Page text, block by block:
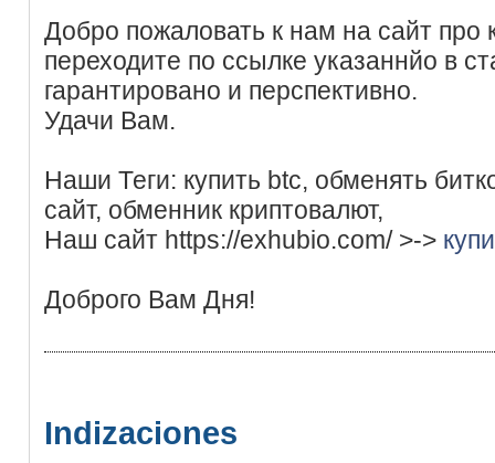
Добро пожаловать к нам на сайт про
переходите по ссылке указаннйо в
гарантировано и перспективно.
Удачи Вам.
Наши Теги: купить btc, обменять
сайт, обменник криптовалют,
Наш сайт https://exhubio.com/ >->
Доброго Вам Дня!
Indizaciones